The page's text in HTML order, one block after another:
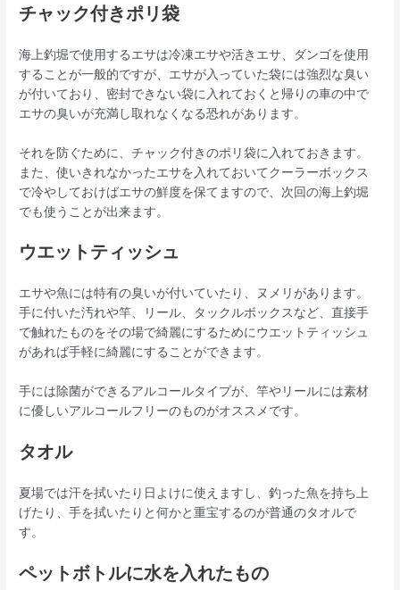
チャック付きポリ袋
海上釣堀で使用するエサは冷凍エサや活きエサ、ダンゴを使用
することが一般的ですが、エサが入っていた袋には強烈な臭い
が付いており、密封できない袋に入れておくと帰りの車の中で
エサの臭いが充満し取れなくなる恐れがあります。
それを防ぐために、チャック付きのポリ袋に入れておきます。
また、使いきれなかったエサを入れておいてクーラーボックス
で冷やしておけばエサの鮮度を保てますので、次回の海上釣堀
でも使うことが出来ます。
ウエットティッシュ
エサや魚には特有の臭いが付いていたり、ヌメリがあります。
手に付いた汚れや竿、リール、タックルボックスなど、直接手
で触れたものをその場で綺麗にするためにウエットティッシュ
があれば手軽に綺麗にすることができます。
手には除菌ができるアルコールタイプが、竿やリールには素材
に優しいアルコールフリーのものがオススメです。
タオル
夏場では汗を拭いたり日よけに使えますし、釣った魚を持ち上
げたり、手を拭いたりと何かと重宝するのが普通のタオルで
す。
ペットボトルに水を入れたもの